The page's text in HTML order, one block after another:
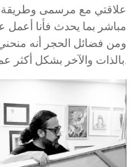
علاقتي مع مرسمى وطريقة
مباشر بما يحدث فأنا أعمل
ومن فضائل الحجر أنه
بالذات والآخر بشكل أكثر عمقا.